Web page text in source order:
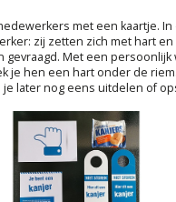
met een kaartje. In
zij zetten zich met hart en
gevraagd. Met een
je hen een hart onder de
later nog eens uitdelen of